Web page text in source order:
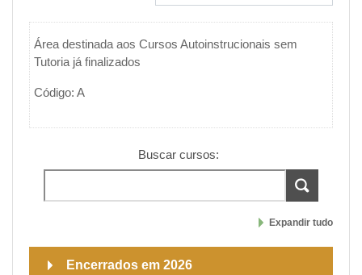
Área destinada aos Cursos Autoinstrucionais sem
Tutoria já finalizados
Código: A
Buscar cursos:
Expandir tudo
Encerrados em 2026